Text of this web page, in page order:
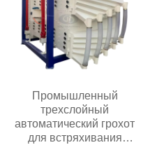
Промышленный
трехслойный
автоматический грохот
для встряхивания